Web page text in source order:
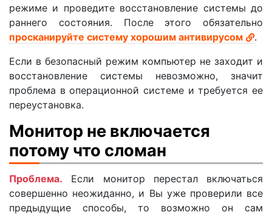
режиме и проведите восстановление системы до
раннего состояния. После этого обязательно
просканируйте систему хорошим антивирусом
.
Если в безопасный режим компьютер не заходит и
восстановление системы невозможно, значит
проблема в операционной системе и требуется ее
переустановка.
Монитор не включается
потому что сломан
Проблема. Если монитор перестал включаться
совершенно неожиданно, и Вы уже проверили все
предыдущие способы, то возможно он сам